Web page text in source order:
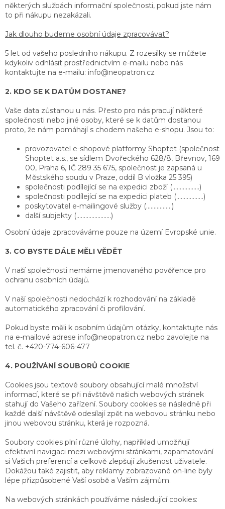
některých službách informační společnosti, pokud jste nám
to při nákupu nezakázali.
Jak dlouho budeme osobní údaje zpracovávat?
5 let od vašeho posledního nákupu. Z rozesílky se můžete
kdykoliv odhlásit prostřednictvím e-mailu nebo nás
kontaktujte na e-mailu: info@neopatron.cz
2. KDO SE K DATŮM DOSTANE?
Vaše data zůstanou u nás. Přesto pro nás pracují některé
společnosti nebo jiné osoby, které se k datům dostanou
proto, že nám pomáhají s chodem našeho e-shopu. Jsou to:
provozovatel e-shopové platformy Shoptet (společnost
Shoptet a.s., se sídlem Dvořeckého 628/8, Břevnov, 169
00, Praha 6, IČ 289 35 675, společnost je zapsaná u
Městského soudu v Praze, oddíl B vložka 25 395)
společnosti podílející se na expedici zboží (………………)
společnosti podílející se na expedici plateb (………………)
poskytovatel e-mailingové služby (……………..)
další subjekty (.......................)
Osobní údaje zpracováváme pouze na území Evropské unie.
3. CO BYSTE DÁLE MĚLI VĚDĚT
V naší společnosti nemáme jmenovaného pověřence pro
ochranu osobních údajů.
V naší společnosti nedochází k rozhodování na základě
automatického zpracování či profilování.
Pokud byste měli k osobním údajům otázky, kontaktujte nás
na e-mailové adrese info@neopatron.cz nebo zavolejte na
tel. č. +420-774-606-477
4. POUŽÍVÁNÍ SOUBORŮ COOKIE
Cookies jsou textové soubory obsahující malé množství
informací, které se při návštěvě našich webových stránek
stahují do Vašeho zařízení. Soubory cookies se následně při
každé další návštěvě odesílají zpět na webovou stránku nebo
jinou webovou stránku, která je rozpozná.
Soubory cookies plní různé úlohy, například umožňují
efektivní navigaci mezi webovými stránkami, zapamatování
si Vašich preferencí a celkově zlepšují zkušenost uživatele.
Dokážou také zajistit, aby reklamy zobrazované on-line byly
lépe přizpůsobené Vaší osobě a Vaším zájmům.
Na webových stránkách používáme následující cookies: